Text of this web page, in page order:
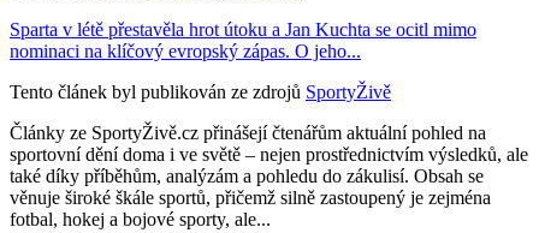
Sparta v létě přestavěla hrot útoku a Jan Kuchta se ocitl mimo
nominaci na klíčový evropský zápas. O jeho...
Tento článek byl publikován ze zdrojů SportyŽivě
Články ze SportyŽivě.cz přinášejí čtenářům aktuální pohled na
sportovní dění doma i ve světě – nejen prostřednictvím výsledků, ale
také díky příběhům, analýzám a pohledu do zákulisí. Obsah se
věnuje široké škále sportů, přičemž silně zastoupený je zejména
fotbal, hokej a bojové sporty, ale...